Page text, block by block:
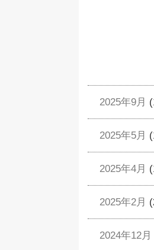
2025年9月
2025年5月
2025年4月
2025年2月
2024年12月